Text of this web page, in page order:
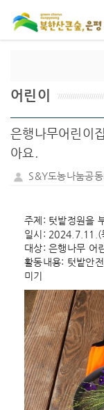
어린이
은행나무어린이
아요.
S&Y도농나눔공동
주제: 텃밭정원을
일시: 2024.7.11.(
대상: 은행나무 어
활동내용: 텃밭안
미기